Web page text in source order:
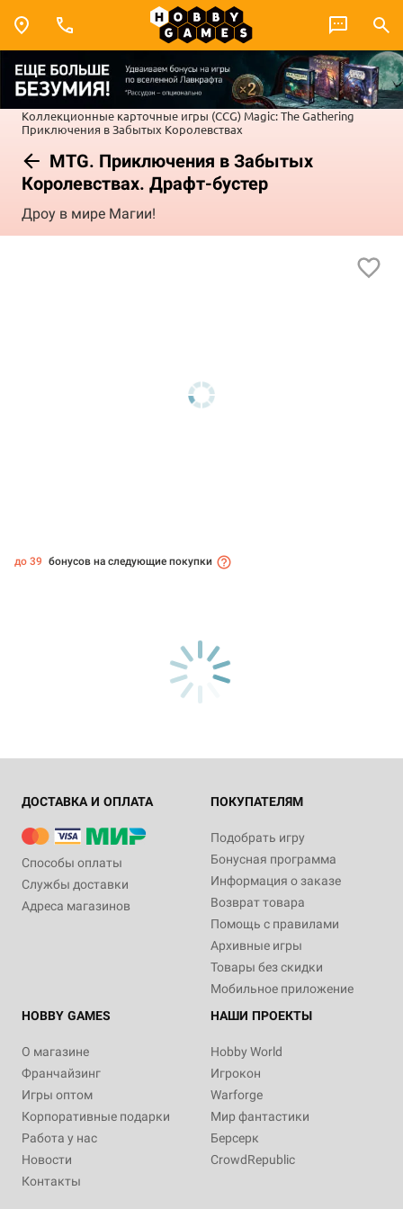
Коллекционные карточные игры (CCG) Magic: The Gathering
Приключения в Забытых Королевствах
MTG. Приключения в Забытых
Королевствах. Драфт-бустер
Дроу в мире Магии!
до 39 бонусов на следующие покупки
ДОСТАВКА И ОПЛАТА
Способы оплаты
Службы доставки
Адреса магазинов
ПОКУПАТЕЛЯМ
Подобрать игру
Бонусная программа
Информация о заказе
Возврат товара
Помощь с правилами
Архивные игры
Товары без скидки
Мобильное приложение
HOBBY GAMES
О магазине
Франчайзинг
Игры оптом
Корпоративные подарки
Работа у нас
Новости
Контакты
НАШИ ПРОЕКТЫ
Hobby World
Игрокон
Warforge
Мир фантастики
Берсерк
CrowdRepublic